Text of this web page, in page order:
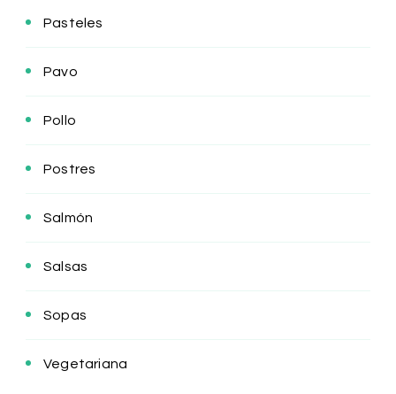
Pasteles
Pavo
Pollo
Postres
Salmón
Salsas
Sopas
Vegetariana